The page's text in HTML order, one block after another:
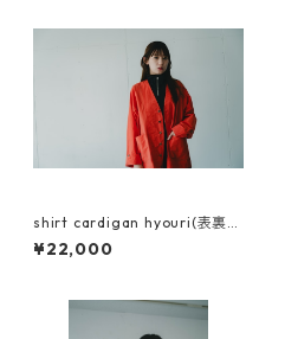
shirt cardigan hyouri(表裏）
zig-zag(ジグザグ）
¥22,000